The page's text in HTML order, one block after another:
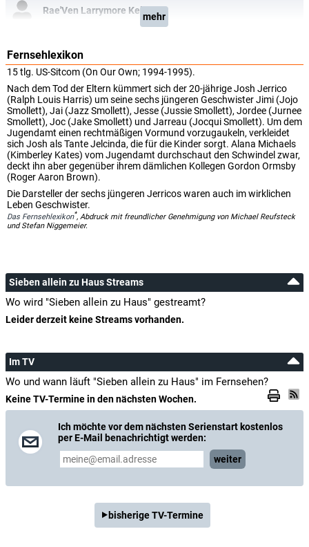
Rae'Ven Larrymore Kelly
mehr
Fernsehlexikon
15 tlg. US-Sitcom (On Our Own; 1994-1995).
Nach dem Tod der Eltern kümmert sich der 20-jährige Josh Jerrico
(Ralph Louis Harris) um seine sechs jüngeren Geschwister Jimi (Jojo
Smollett), Jai (Jazz Smollett), Jesse (Jussie Smollett), Jordee (Jurnee
Smollett), Joc (Jake Smollett) und Jarreau (Jocqui Smollett). Um dem
Jugendamt einen rechtmäßigen Vormund vorzugaukeln, verkleidet
sich Josh als Tante Jelcinda, die für die Kinder sorgt. Alana Michaels
(Kimberley Kates) vom Jugendamt durchschaut den Schwindel zwar,
deckt ihn aber gegenüber ihrem dämlichen Kollegen Gordon Ormsby
(Roger Aaron Brown).
Die Darsteller der sechs jüngeren Jerricos waren auch im wirklichen
Leben Geschwister.
Das Fernsehlexikon*, Abdruck mit freundlicher Genehmigung von Michael Reufsteck
und Stefan Niggemeier.
Sieben allein zu Haus Streams
Wo wird "Sieben allein zu Haus" gestreamt?
Leider derzeit keine Streams vorhanden.
Im TV
Wo und wann läuft "Sieben allein zu Haus" im Fernsehen?
Keine TV-Termine in den nächsten Wochen.
Ich möchte vor dem nächsten Serienstart kostenlos
per E-Mail benachrichtigt werden:
weiter
bisherige TV-Termine